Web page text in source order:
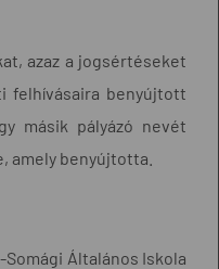
azaz a jogsértéseket
felhívásaira benyújtott
másik pályázó nevét
amely benyújtotta.
Somági Általános Iskola